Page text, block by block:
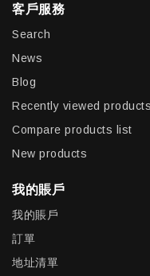
客戶服務
Search
News
Blog
Recently viewed products
Compare products list
New products
我的賬戶
我的賬戶
訂單
地址清單